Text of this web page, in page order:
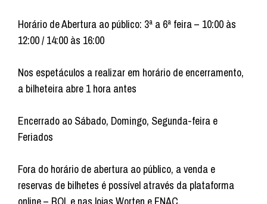
Horário de Abertura ao público: 3ª a 6ª feira – 10:00 às
12:00 / 14:00 às 16:00
Nos espetáculos a realizar em horário de encerramento,
a bilheteira abre 1 hora antes
Encerrado ao Sábado, Domingo, Segunda-feira e
Feriados
Fora do horário de abertura ao público, a venda e
reservas de bilhetes é possível através da plataforma